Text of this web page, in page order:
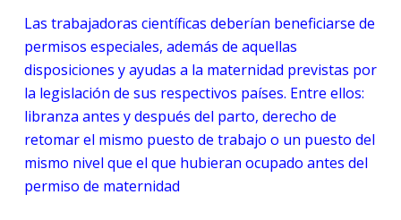
Las trabajadoras científicas deberían beneficiarse de
permisos especiales, además de aquellas
disposiciones y ayudas a la maternidad previstas por
la legislación de sus respectivos países. Entre ellos:
libranza antes y después del parto, derecho de
retomar el mismo puesto de trabajo o un puesto del
mismo nivel que el que hubieran ocupado antes del
permiso de maternidad